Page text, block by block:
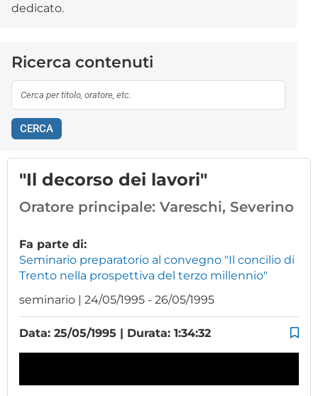
dedicato.
Ricerca contenuti
CERCA
"Il decorso dei lavori"
Oratore principale: Vareschi, Severino
Fa parte di:
Seminario preparatorio al convegno "Il concilio di
Trento nella prospettiva del terzo millennio"
seminario | 24/05/1995 - 26/05/1995
Data: 25/05/1995 | Durata: 1:34:32